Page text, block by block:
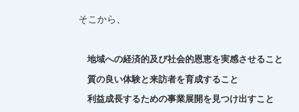
そこから、
地域への経済的及び社会的恩恵を実感させること
質の良い体験と来訪者を育成すること
利益成長するための事業展開を見つけ出すこと